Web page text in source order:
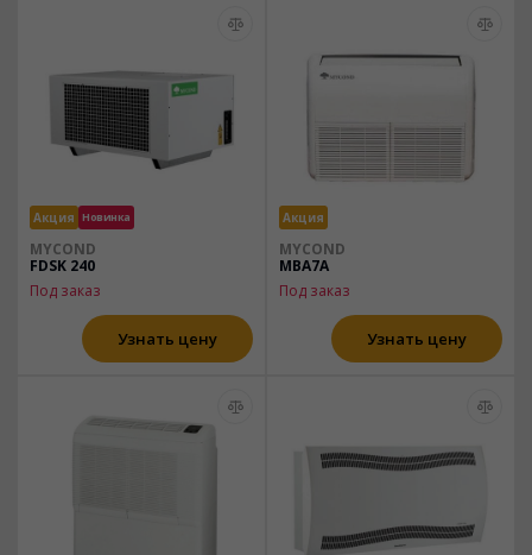
Акция Новинка
MYCOND
FDSK 240
Под заказ
Узнать цену
Акция
MYCOND
MBA7A
Под заказ
Узнать цену